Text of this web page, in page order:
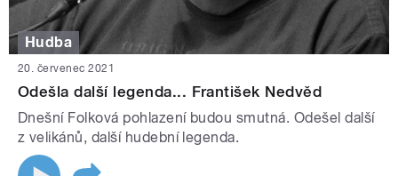
Hudba
20. červenec 2021
Odešla další legenda... František Nedvěd
Dnešní Folková pohlazení budou smutná. Odešel další
z velikánů, další hudební legenda.